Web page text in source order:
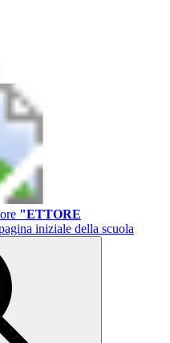
"ETTORE
iniziale della scuola